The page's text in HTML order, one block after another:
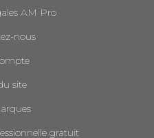
AM Pro
nous
site
gratuit